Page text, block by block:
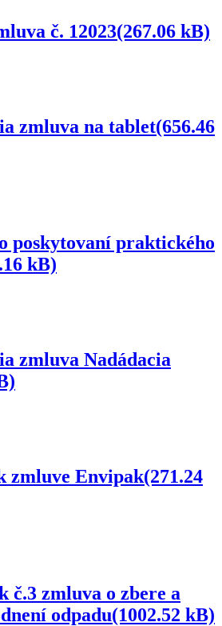
č. 12023(267.06 kB)
zmluva na tablet(656.46
poskytovaní praktického
kB)
zmluva Nadádacia
zmluve Envipak(271.24
č.3 zmluva o zbere a
odpadu(1002.52 kB)